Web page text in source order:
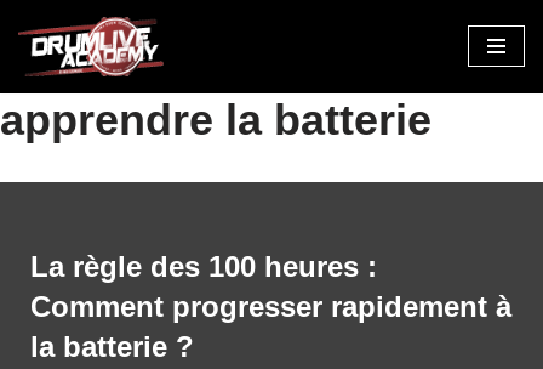
au
contenu
apprendre la batterie
La règle des 100 heures :
Comment progresser rapidement à
la batterie ?